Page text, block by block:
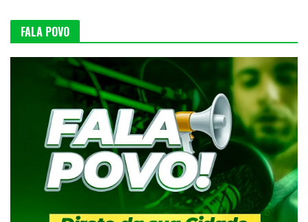
FALA POVO